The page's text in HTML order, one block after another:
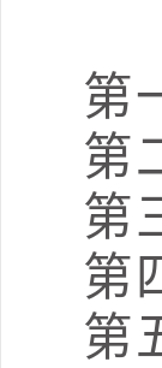
第
第
第
第
第